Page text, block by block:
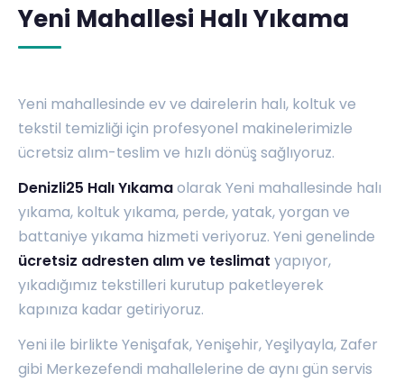
Yeni Mahallesi Halı Yıkama
Yeni mahallesinde ev ve dairelerin halı, koltuk ve
tekstil temizliği için profesyonel makinelerimizle
ücretsiz alım-teslim ve hızlı dönüş sağlıyoruz.
Denizli25 Halı Yıkamaolarak Yeni mahallesinde halı
yıkama, koltuk yıkama, perde, yatak, yorgan ve
battaniye yıkama hizmeti veriyoruz. Yeni genelinde
ücretsiz adresten alım ve teslimat yapıyor,
yıkadığımız tekstilleri kurutup paketleyerek
kapınıza kadar getiriyoruz.
Yeni ile birlikte Yenişafak,Yenişehir,Yeşilyayla, Zafer
gibi Merkezefendi mahallelerine de aynı gün servis